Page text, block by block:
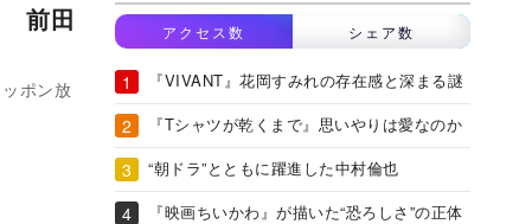
前田
ポン放
アクセス数 シェア数
『VIVANT』花岡すみれの存在感と深まる謎
『Tシャツが乾くまで』思いやりは愛なのか
“朝ドラ”とともに躍進した中村倫也
『映画ちいかわ』が描いた“恐ろしさ”の正体